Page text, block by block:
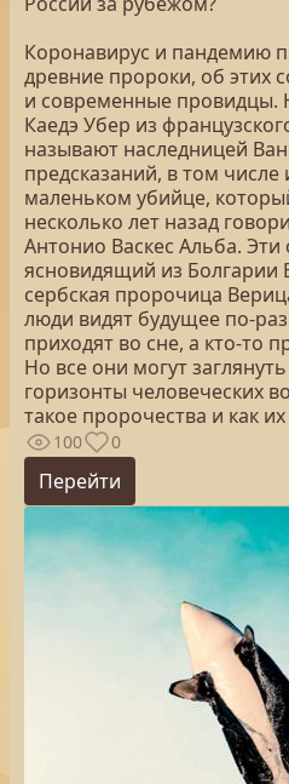
Коронавирус и пандемию
древние пророки, об этих
и современные провидцы.
Каедэ Убер из
называют наследницей
предсказаний, в том
маленьком убийце,
несколько лет назад
Антонио Васкес Альба.
ясновидящий из Болгарии
сербская пророчица
люди видят будущее по-
приходят во сне, а кто-то
Но все они могут
горизонты человеческих
такое пророчества и как
100 0
Перейти